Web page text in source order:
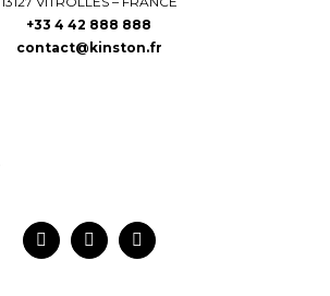
+33 4 42 888 888
contact@kinston.fr